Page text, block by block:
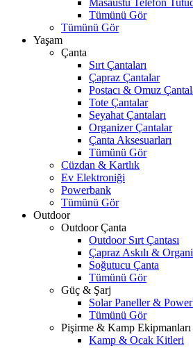
Masaüstü Telefon
Tümünü Gör
Tümünü Gör
Yaşam
Çanta
Sırt Çantaları
Çapraz Çantalar
Postacı & Omuz
Tote Çantalar
Seyahat Çantaları
Organizer Çantalar
Çanta Aksesuarları
Tümünü Gör
Cüzdan & Kartlık
Ev Elektroniği
Powerbank
Tümünü Gör
Outdoor
Outdoor Çanta
Outdoor Sırt Çantası
Çapraz Askılı &
Soğutucu Çanta
Tümünü Gör
Güç & Şarj
Solar Paneller &
Tümünü Gör
Pişirme & Kamp Ekipmanları
Kamp & Ocak Kitleri